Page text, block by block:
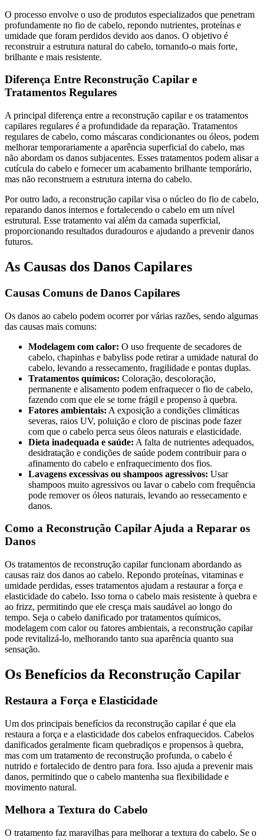
O processo envolve o uso de produtos especializados que penetram
profundamente no fio de cabelo, repondo nutrientes, proteínas e
umidade que foram perdidos devido aos danos. O objetivo é
reconstruir a estrutura natural do cabelo, tornando-o mais forte,
brilhante e mais resistente.
Diferença Entre Reconstrução Capilar e
Tratamentos Regulares
A principal diferença entre a reconstrução capilar e os tratamentos
capilares regulares é a profundidade da reparação. Tratamentos
regulares de cabelo, como máscaras condicionantes ou óleos, podem
melhorar temporariamente a aparência superficial do cabelo, mas
não abordam os danos subjacentes. Esses tratamentos podem alisar a
cutícula do cabelo e fornecer um acabamento brilhante temporário,
mas não reconstruem a estrutura interna do cabelo.
Por outro lado, a reconstrução capilar visa o núcleo do fio de cabelo,
reparando danos internos e fortalecendo o cabelo em um nível
estrutural. Esse tratamento vai além da camada superficial,
proporcionando resultados duradouros e ajudando a prevenir danos
futuros.
As Causas dos Danos Capilares
Causas Comuns de Danos Capilares
Os danos ao cabelo podem ocorrer por várias razões, sendo algumas
das causas mais comuns:
Modelagem com calor: O uso frequente de secadores de
cabelo, chapinhas e babyliss pode retirar a umidade natural do
cabelo, levando a ressecamento, fragilidade e pontas duplas.
Tratamentos químicos: Coloração, descoloração,
permanente e alisamento podem enfraquecer o fio de cabelo,
fazendo com que ele se torne frágil e propenso à quebra.
Fatores ambientais: A exposição a condições climáticas
severas, raios UV, poluição e cloro de piscinas pode fazer
com que o cabelo perca seus óleos naturais e elasticidade.
Dieta inadequada e saúde: A falta de nutrientes adequados,
desidratação e condições de saúde podem contribuir para o
afinamento do cabelo e enfraquecimento dos fios.
Lavagens excessivas ou shampoos agressivos: Usar
shampoos muito agressivos ou lavar o cabelo com frequência
pode remover os óleos naturais, levando ao ressecamento e
danos.
Como a Reconstrução Capilar Ajuda a Reparar os
Danos
Os tratamentos de reconstrução capilar funcionam abordando as
causas raiz dos danos ao cabelo. Repondo proteínas, vitaminas e
umidade perdidas, esses tratamentos ajudam a restaurar a força e
elasticidade do cabelo. Isso torna o cabelo mais resistente à quebra e
ao frizz, permitindo que ele cresça mais saudável ao longo do
tempo. Seja o cabelo danificado por tratamentos químicos,
modelagem com calor ou fatores ambientais, a reconstrução capilar
pode revitalizá-lo, melhorando tanto sua aparência quanto sua
sensação.
Os Benefícios da Reconstrução Capilar
Restaura a Força e Elasticidade
Um dos principais benefícios da reconstrução capilar é que ela
restaura a força e a elasticidade dos cabelos enfraquecidos. Cabelos
danificados geralmente ficam quebradiços e propensos à quebra,
mas com um tratamento de reconstrução profunda, o cabelo é
nutrido e fortalecido de dentro para fora. Isso ajuda a prevenir mais
danos, permitindo que o cabelo mantenha sua flexibilidade e
movimento natural.
Melhora a Textura do Cabelo
O tratamento faz maravilhas para melhorar a textura do cabelo. Se o